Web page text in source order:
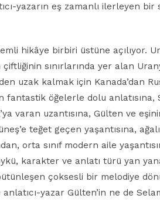
yazarın eş zamanlı ilerleyen bir
hikâye birbiri üstüne açılıyor.
çiftliğinin sınırlarında yer alan
uzak kalmak için Kanada’dan
fantastik öğelerle dolu anlatısına,
varan uzantısına, Gülten ve
teğet geçen yaşantısına,
orta sınıf modern aile
karakter ve anlatı türü yan
çoksesli bir melodiye
yazar Gülten’in ne de